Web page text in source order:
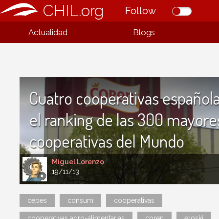
CHIL.org Follow
Actualidad Blogs
Miguel Lorenzo
19/11/13
Cuatro cooperativas
el ranking de las 300
cooperativas del Mundo
cepes consum cooperativas